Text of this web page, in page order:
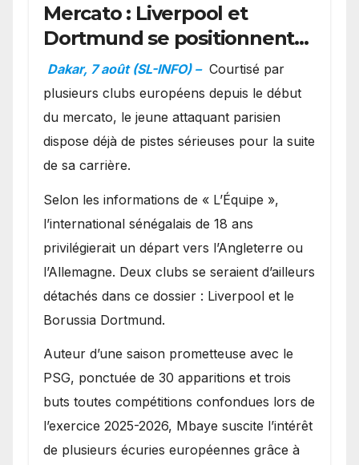
Mercato : Liverpool et
Dortmund se positionnent
en favoris pour recruter
Ibrahim Mbaye
Dakar, 7 août (SL-INFO) – Courtisé par
plusieurs clubs européens depuis le début
du mercato, le jeune attaquant parisien
dispose déjà de pistes sérieuses pour la suite
de sa carrière.
Selon les informations de « L’Équipe »,
l’international sénégalais de 18 ans
privilégierait un départ vers l’Angleterre ou
l’Allemagne. Deux clubs se seraient d’ailleurs
détachés dans ce dossier : Liverpool et le
Borussia Dortmund.
Auteur d’une saison prometteuse avec le
PSG, ponctuée de 30 apparitions et trois
buts toutes compétitions confondues lors de
l’exercice 2025-2026, Mbaye suscite l’intérêt
de plusieurs écuries européennes grâce à